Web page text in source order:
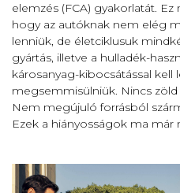
elemzés (FCA) gyakorlatát.
hogy az autóknak nem elég
lenniük, de életciklusuk
gyártás, illetve a hulladék-
károsanyag-kibocsátással kell
megsemmisülniük. Nincs
Nem megújuló forrásból
Ezek a hiányosságok ma már